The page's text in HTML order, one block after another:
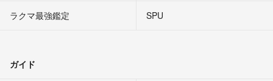
ラクマ最強鑑定
SPU
ガイド